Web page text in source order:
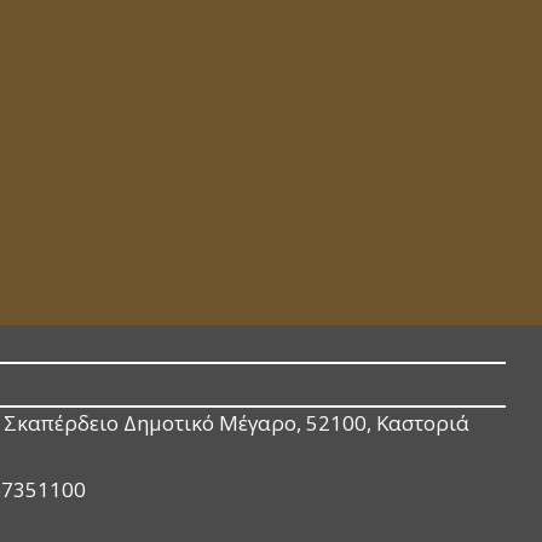
Σκαπέρδειο Δημοτικό Μέγαρο, 52100, Καστοριά